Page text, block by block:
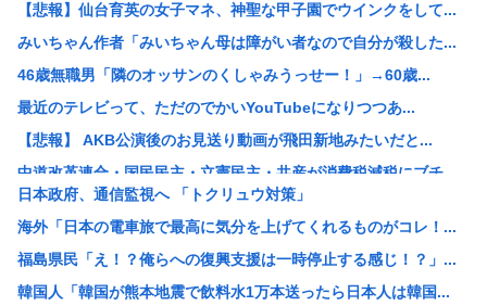
【悲報】仙台育英の女子マネ、神聖な甲子園でウインクをして...
みいちゃん作者「みいちゃん母は障がい者なので自分が殺した...
46歳無職男「隣のオッサンのくしゃみうっせー！」→60歳...
最近のテレビって、ただのでかいYouTubeになりつつあ...
【悲報】 AKB公演後のお見送り動画が飛田新地みたいだと...
中道改革連合・国民民主・立憲民主・共産が消費税減税にブチ...
中国「アメリカさぁ、調子乗ってるからお前らが頼ってる軍用...
韓国人の対日好感度が過去最高に、「ノージャパン」は終わっ...
【画像】元ジャンポケ・斉藤慎二被告の妻・瀬戸サオリがイン...
日本政府、通信監視へ 「トクリュウ対策」
海外「日本の電車旅で最高に気分を上げてくれるものがコレ！...
福島県民「え！？俺らへの復興支援は一時停止する感じ！？」...
韓国人「韓国が熊本地震で飲料水1万本送ったら日本人は韓国...